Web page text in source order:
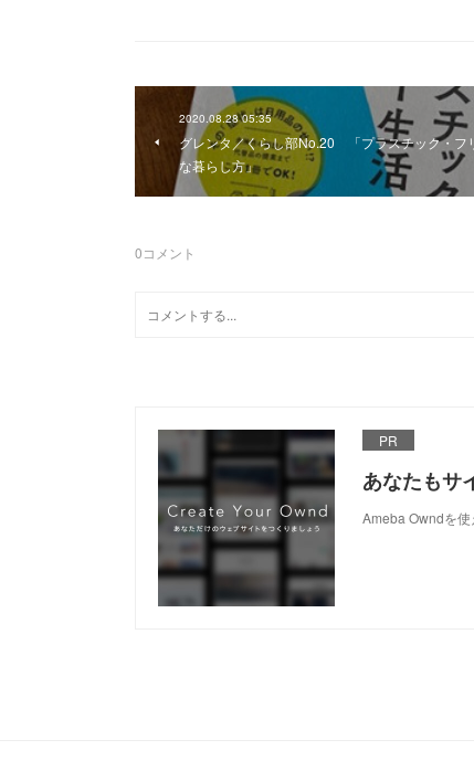
2020.08.28 05:35
グレンタ／くらし部No.20 「プラスチック・フ
な暮らし方」
0コメント
PR
あなたもサ
Ameba Owndを使